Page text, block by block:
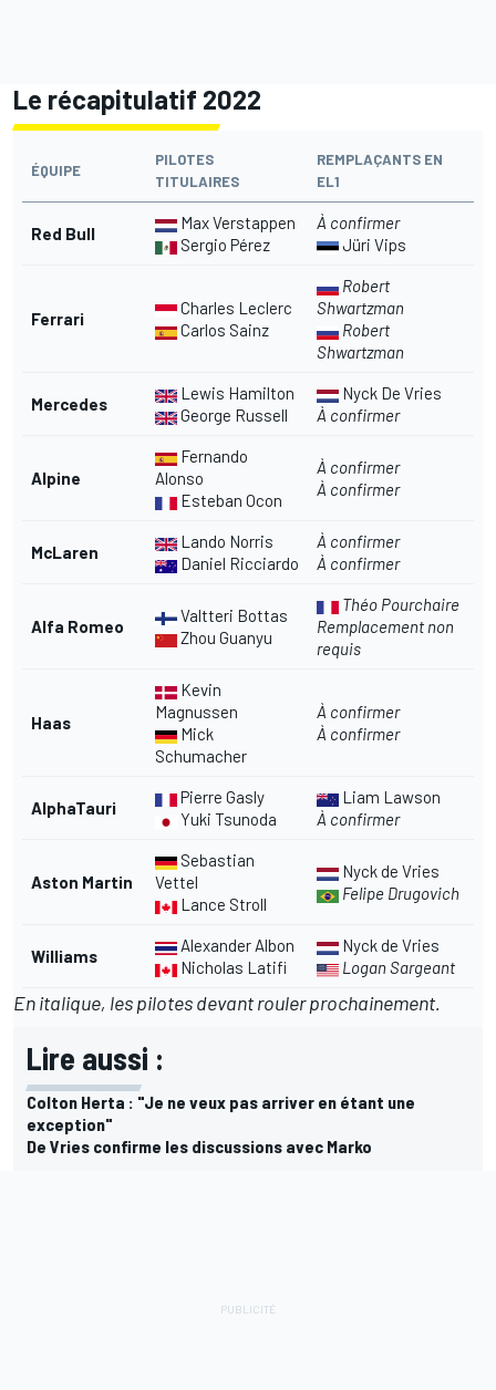
Le récapitulatif 2022
ÉQUIPE
PILOTES
TITULAIRES
REMPLAÇANTS EN
EL1
Red Bull
Max Verstappen
Sergio Pérez
À confirmer
Jüri Vips
Ferrari
Charles Leclerc
Carlos Sainz
Robert
Shwartzman
Robert
Shwartzman
Mercedes
Lewis Hamilton
George Russell
Nyck De Vries
À confirmer
Alpine
Fernando
Alonso
Esteban Ocon
À confirmer
À confirmer
McLaren
Lando Norris
Daniel Ricciardo
À confirmer
À confirmer
Alfa Romeo
Valtteri Bottas
Zhou Guanyu
Théo Pourchaire
Remplacement non
requis
Haas
Kevin
Magnussen
Mick
Schumacher
À confirmer
À confirmer
AlphaTauri
Pierre Gasly
Yuki Tsunoda
Liam Lawson
À confirmer
Aston Martin
Sebastian
Vettel
Lance Stroll
Nyck de Vries
Felipe Drugovich
Williams
Alexander Albon
Nicholas Latifi
Nyck de Vries
Logan Sargeant
En italique, les pilotes devant rouler prochainement.
Lire aussi :
Colton Herta : "Je ne veux pas arriver en étant une
exception"
De Vries confirme les discussions avec Marko